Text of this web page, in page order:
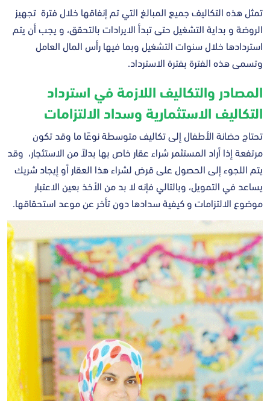
تمثل هذه التكاليف جميع المبالغ التي تم إنفاقها خلال فترة تجهيز
الروضة و بداية التشغيل حتى تبدأ الايرادات بالتحقق، و يجب أن يتم
استردادها خلال سنوات التشغيل وبما فيها رأس المال العامل
وتسمى هذه الفترة بفترة الاسترداد.
المصادر والتكاليف اللازمة في استرداد
التكاليف الاستثمارية وسداد الالتزامات
تحتاج حضانة الأطفال إلى تكاليف متوسطة نوعًا ما وقد تكون
مرتفعة إذا أراد المستثمر شراء عقار خاص بها بدلاً من الاستئجار، وقد
يتم اللجوء إلى الحصول على قرض لشراء هذا العقار أو إيجاد شريك
يساعد في التمويل، وبالتالي فإنه لا بد من الأخذ بعين الاعتبار
موضوع الالتزامات و كيفية سدادها دون تأخر عن موعد استحقاقها.